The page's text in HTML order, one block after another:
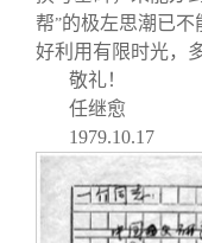
帮”的极左思潮已不
好利用有限时光，
敬礼！
任继愈
1979.10.17